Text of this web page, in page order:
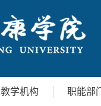
教学机构 职能部门